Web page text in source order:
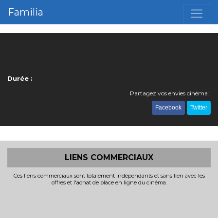
Familia
Durée :
Partagez vos envies cinéma :
Facebook Twitter
LIENS COMMERCIAUX
Ces liens commerciaux sont totalement indépendants et sans lien avec les
offres et l'achat de place en ligne du cinéma.